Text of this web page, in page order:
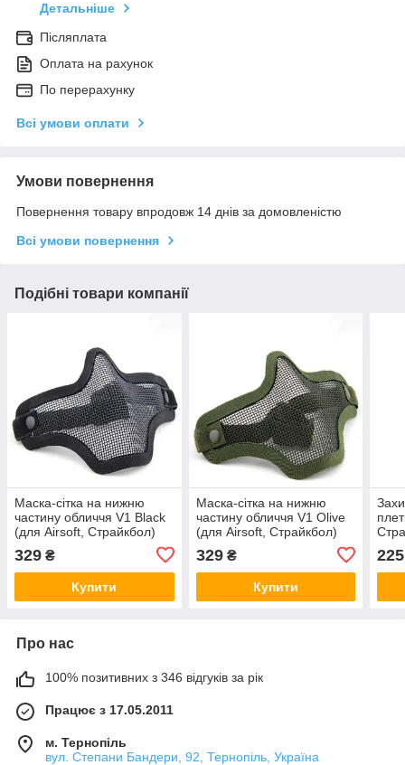
Детальніше
Післяплата
Оплата на рахунок
По перерахунку
Всі умови оплати
Умови повернення
Повернення товару впродовж 14 днів за домовленістю
Всі умови повернення
Подібні товари компанії
Маска-сітка на нижню
частину обличчя V1 Black
(для Airsoft, Страйкбол)
329 ₴
Купити
Маска-сітка на нижню
частину обличчя V1 Olive
(для Airsoft, Страйкбол)
329₴
Купити
225
Про нас
100% позитивних з 346 відгуків за рік
Працює з 17.05.2011
м. Тернопіль
вул. Степани Бандери, 92, Тернопіль, Україна